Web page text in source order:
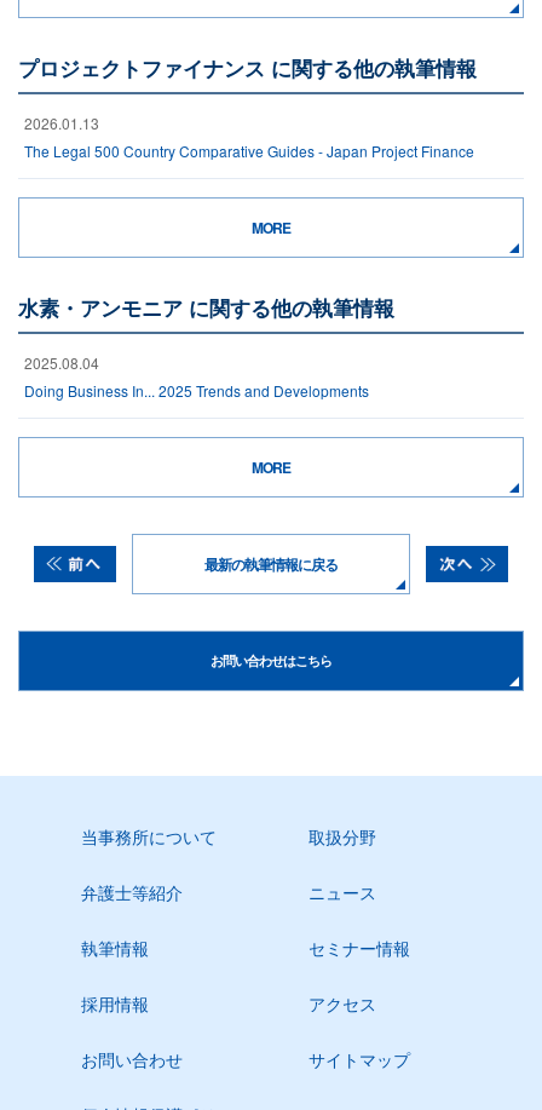
プロジェクトファイナンス に関する他の執筆情報
2026.01.13
The Legal 500 Country Comparative Guides - Japan Project Finance
MORE
水素・アンモニア に関する他の執筆情報
2025.08.04
Doing Business In... 2025 Trends and Developments
MORE
最新の執筆情報に戻る
お問い合わせはこちら
当事務所について 取扱分野
弁護士等紹介 ニュース
執筆情報 セミナー情報
採用情報 アクセス
お問い合わせ サイトマップ